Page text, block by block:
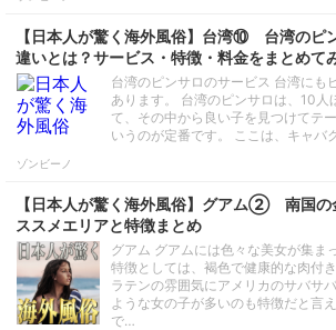
【日本人が驚く海外風俗】台湾⑩ 台湾のピ
違いとは？サービス・特徴・料金をまとめて
台湾のピンサロのサービス 台湾にも
あります。 台湾のピンサロは、10人
て、その中から良い子を見つけてテ
いうのが定番です。 ここは、キャバ
ゾンビーノ
【日本人が驚く海外風俗】グアム② 南国の
ススメエリアと特徴まとめ
グアム グアムには色々な美女が集ま
特徴としては、褐色で健康的な肉付
ラテンの雰囲気にアメリカのサバサ
ような女の子が多いのも特徴だと言
で…